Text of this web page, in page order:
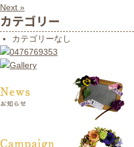
Next »
カテゴリー
カテゴリーなし